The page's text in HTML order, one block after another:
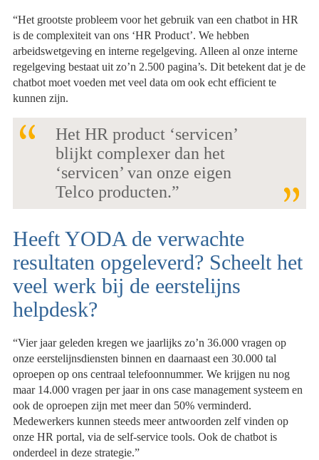
“Het grootste probleem voor het gebruik van een chatbot in HR
is de complexiteit van ons ‘HR Product’. We hebben
arbeidswetgeving en interne regelgeving. Alleen al onze interne
regelgeving bestaat uit zo’n 2.500 pagina’s. Dit betekent dat je de
chatbot moet voeden met veel data om ook echt efficient te
kunnen zijn.
Het HR product ‘servicen’
blijkt complexer dan het
‘servicen’ van onze eigen
Telco producten.”
Heeft YODA de verwachte
resultaten opgeleverd? Scheelt het
veel werk bij de eerstelijns
helpdesk?
“Vier jaar geleden kregen we jaarlijks zo’n 36.000 vragen op
onze eerstelijnsdiensten binnen en daarnaast een 30.000 tal
oproepen op ons centraal telefoonnummer. We krijgen nu nog
maar 14.000 vragen per jaar in ons case management systeem en
ook de oproepen zijn met meer dan 50% verminderd.
Medewerkers kunnen steeds meer antwoorden zelf vinden op
onze HR portal, via de self-service tools. Ook de chatbot is
onderdeel in deze strategie.”